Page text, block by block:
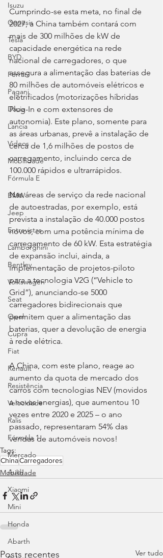
Isuzu
Genesis
Tesla
BYD
Ferrari
Pagani
Dacia
Lancia
Videos
Mobilidade
Fórmula E
BMW
Jeep
Entrevistas
Lamborghini
Bentley
Volkswagen
Seat
Opel
Cupra
Fiat
Renault
Resistência
Velocidade
Ralis
Fórmula 1
Mercado
Audi
Xiaomi
Mini
Honda
Abarth
Cumprindo-se esta meta, no final de
2027, a China também contará com
mais de 300 milhões de kW de
capacidade energética na rede
nacional de carregadores, o que
assegura a alimentação das baterias de
80 milhões de automóveis elétricos e
eletrificados (motorizações híbridas
Plug-In e com extensores de
autonomia). Este plano, somente para
as áreas urbanas, prevê a instalação de
cerca de 1,6 milhões de postos de
carregamento, incluindo cerca de
100.000 rápidos e ultrarrápidos.
Nas áreas de serviço da rede nacional
de autoestradas, por exemplo, está
prevista a instalação de 40.000 postos
novos, com uma potência mínima de
carregamento de 60 kW. Esta estratégia
de expansão inclui, ainda, a
implementação de projetos-piloto
para a tecnologia V2G (“Vehicle to
Grid”), anunciando-se 5000
carregadores bidirecionais que
permitem quer a alimentação das
baterias, quer a devolução de energia
à rede elétrica.
A China, com este plano, reage ao
aumento da quota de mercado dos
carros com tecnologias NEV (movidos
a novas energias), que aumentou 10
vezes entre 2020 e 2025 – o ano
passado, representaram 54% das
vendas de automóveis novos!
Tags:
ChinaCarregadores
Mobilidade
Posts recentes Ver tudo